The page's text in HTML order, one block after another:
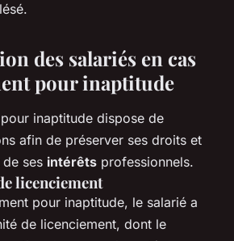
des salariés en cas
pour inaptitude
inaptitude dispose de
afin de préserver ses droits et
ses intérêts professionnels.
licenciement
pour inaptitude, le salarié a
de licenciement, dont le